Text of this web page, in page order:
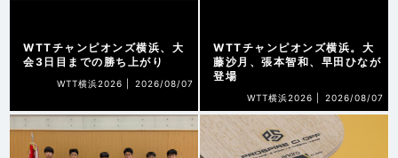
WTTチャンピオンズ横浜、大
会3日目までの勝ち上がり
WTT横浜2026 | 2026/08/07
WTTチャンピオンズ横浜。大
藤沙月、張本智和、早田ひなが
登場
WTT横浜2026 | 2026/08/07